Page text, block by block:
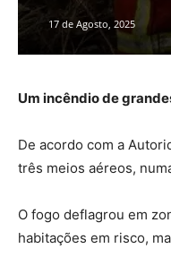
17 de Agosto, 2025
Um incêndio de
De acordo com a
três meios aéreos,
O fogo deflagrou em
habitações em risco,